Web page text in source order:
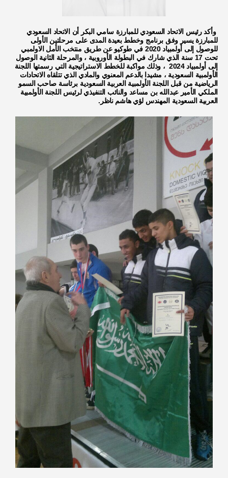
وأكد رئيس الاتحاد السعودي للمبارزة سامي البكر أن الاتحاد السعودي
للمبارزة يسير وفق برنامج وخطط بعيدة المدى على مرحلتين الأولى
للوصول إلى أولمبياد 2020 في طوكيو عن طريق منتخب الأمل الاولمبي
تحت 17 سنة الذي شارك في البطولة الأوروبية ، والمرحلة الثانية الوصول
إلى أولمبياد 2024 ، وذلك مواكبة للخطط الاستراتيجية التي رسمتها اللجنة
الأولمبية السعودية ، مشيدا بالدعم المعنوي والمادي الذي تتلقاه الاتحادات
الرياضية من قبل اللجنة الأولمبية العربية السعودية برئاسة صاحب السمو
الملكي الأمير عبدالله بن مساعد والنائب التنفيذي لرئيس اللجنة الأولمبية
العربية السعودية المهندس لؤي هاشم ناظر.